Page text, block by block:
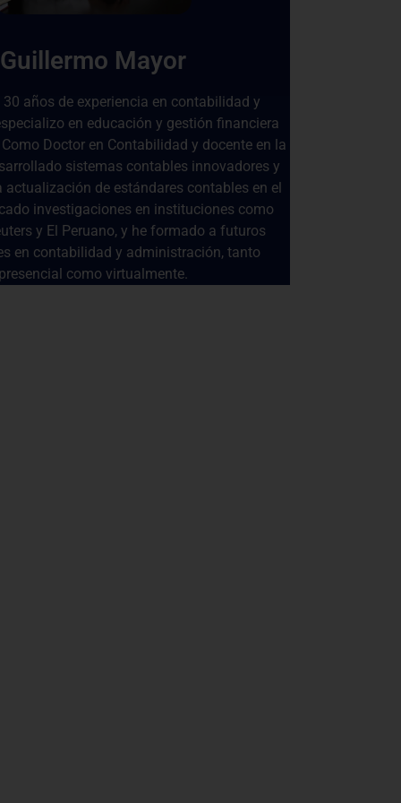
Guillermo Mayor
30 años de experiencia en contabilidad y
en educación y gestión financiera
Doctor en Contabilidad y docente en la
sistemas contables innovadores y
de estándares contables en el
investigaciones en instituciones como
y El Peruano, y he formado a futuros
en contabilidad y administración, tanto
como virtualmente.